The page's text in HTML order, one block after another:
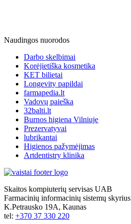
Naudingos nuorodos
Darbo skelbimai
Korėjietiška kosmetika
KET bilietai
Longevity papildai
farmapedia.lt
Vadovų paieška
32balti.lt
Burnos higiena Vilniuje
Prezervatyvai
lubrikantai
Higienos pažymėjimas
Artdentistry klinika
Skaitos kompiuterių servisas UAB
Farmacinių informacinių sistemų skyrius
K.Petrausko 19A, Kaunas
tel: +370 37 330 220